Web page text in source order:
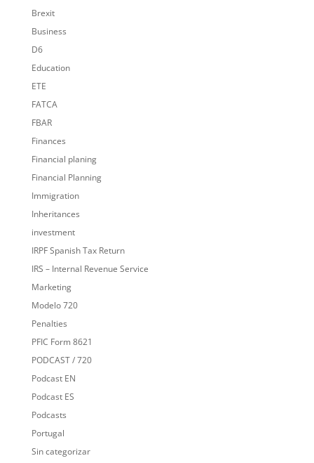
Brexit
Business
D6
Education
ETE
FATCA
FBAR
Finances
Financial planing
Financial Planning
Immigration
Inheritances
investment
IRPF Spanish Tax Return
IRS – Internal Revenue Service
Marketing
Modelo 720
Penalties
PFIC Form 8621
PODCAST / 720
Podcast EN
Podcast ES
Podcasts
Portugal
Sin categorizar